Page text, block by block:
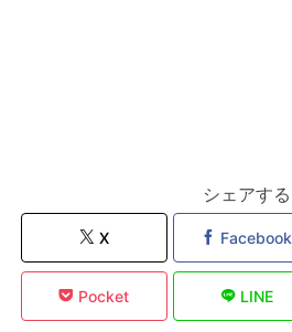
シェアする
X Facebook
Pocket LINE